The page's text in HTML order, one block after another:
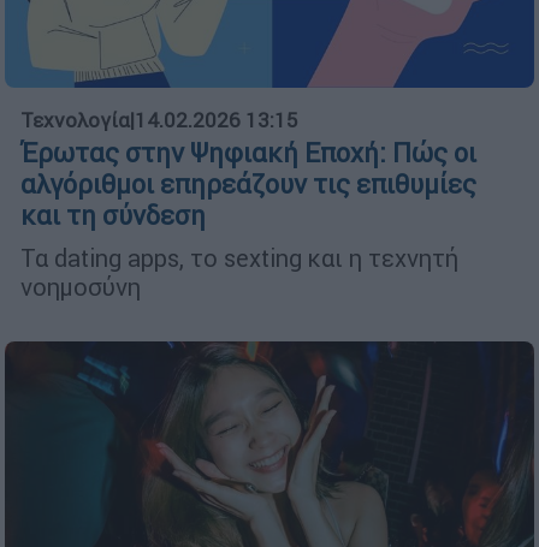
Τεχνολογία|14.02.2026 13:15
Έρωτας στην Ψηφιακή Εποχή: Πώς οι
αλγόριθμοι επηρεάζουν τις επιθυμίες
και τη σύνδεση
Τα dating apps, το sexting και η τεχνητή
νοημοσύνη